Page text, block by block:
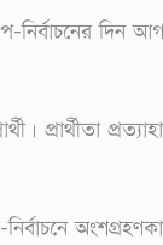
দিন
প্রার্থীতা
অংশগ্রহণকারী